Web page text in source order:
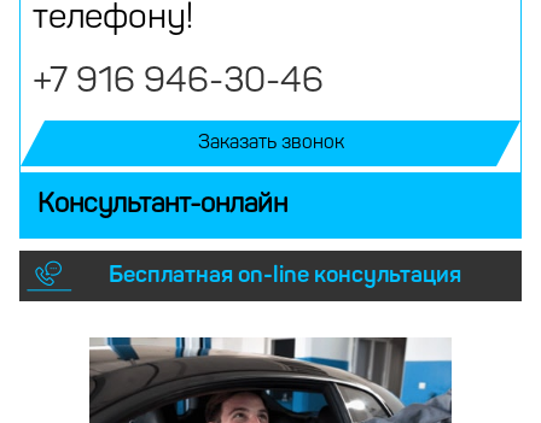
телефону!
+7 916 946-30-46
Заказать звонок
Консультант-онлайн
Бесплатная on-line консультация